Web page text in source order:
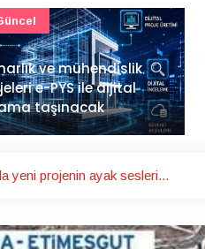
Suite Türkiye'de
Ev Sistemleri
yeni projenin ayak sesleri...